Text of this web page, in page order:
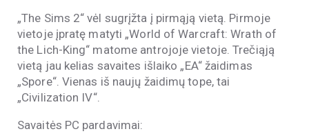
„The Sims 2“ vėl sugrįžta į pirmąją vietą. Pirmoje
vietoje įpratę matyti „World of Warcraft: Wrath of
the Lich-King“ matome antrojoje vietoje. Trečiąją
vietą jau kelias savaites išlaiko „EA“ žaidimas
„Spore“. Vienas iš naujų žaidimų tope, tai
„Civilization IV“.
Savaitės PC pardavimai: